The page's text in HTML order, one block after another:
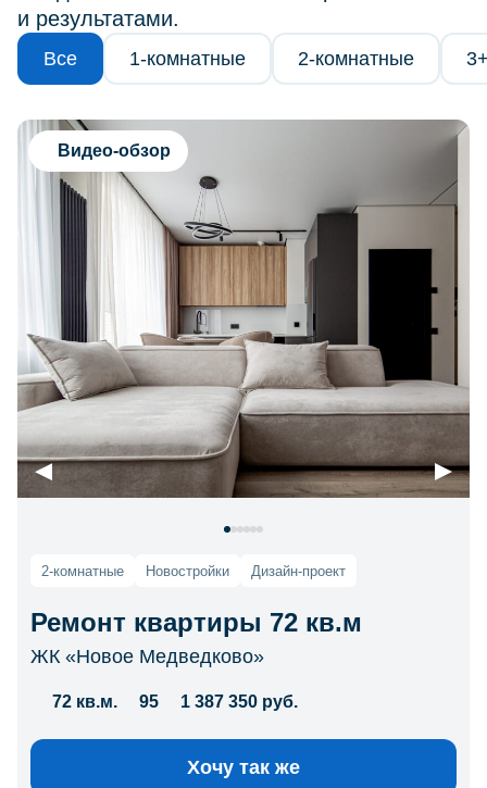
и результатами.
Все 1-комнатные 2-комнатные
Видео-обзор
2-комнатные Новостройки Дизайн-проект
Ремонт квартиры 72 кв.м
ЖК «Новое Медведково»
72 кв.м. 95 1 387 350 руб.
Хочу так же